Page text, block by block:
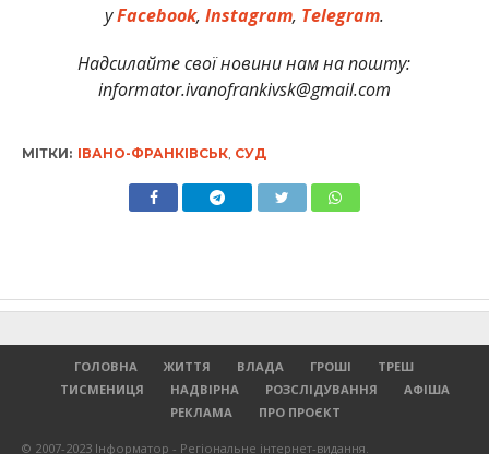
уFacebook, Instagram, Telegram.
Надсилайте свої новини нам на пошту:
informator.ivanofrankivsk@gmail.com
МІТКИ: ІВАНО-ФРАНКІВСЬК, СУД
ГОЛОВНА ЖИТТЯ ВЛАДА ГРОШІ
ТРЕШ
ТИСМЕНИЦЯ
НАДВІРНА РОЗСЛІДУВАННЯ
АФІША
РЕКЛАМА
ПРО ПРОЄКТ
© 2007-2023 Інформатор - Регіональне інтернет-видання.